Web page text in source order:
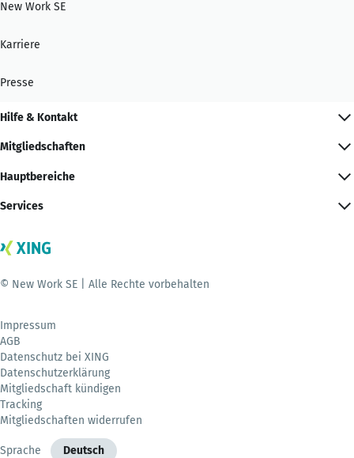
New Work SE
Karriere
Presse
Hilfe & Kontakt
Mitgliedschaften
Hauptbereiche
Services
© New Work SE | Alle Rechte vorbehalten
Impressum
AGB
Datenschutz bei XING
Datenschutzerklärung
Mitgliedschaft kündigen
Tracking
Mitgliedschaften widerrufen
Sprache Deutsch